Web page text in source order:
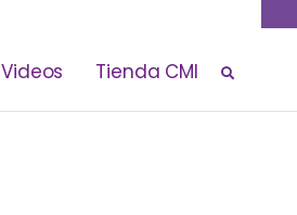
Videos Tienda CMI